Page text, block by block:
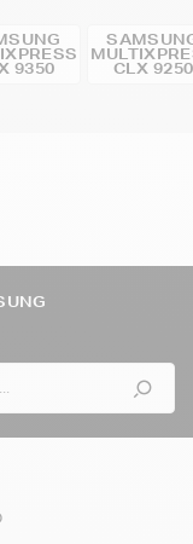
9350 CLX 9250